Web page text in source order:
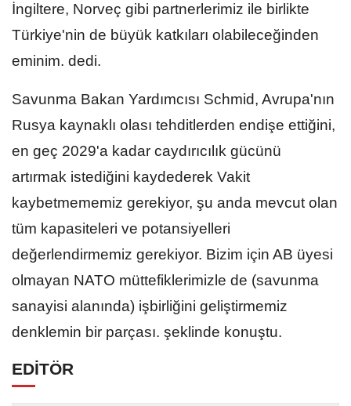
İngiltere, Norveç gibi partnerlerimiz ile birlikte
Türkiye'nin de büyük katkıları olabileceğinden
eminim. dedi.
Savunma Bakan Yardımcısı Schmid, Avrupa'nın
Rusya kaynaklı olası tehditlerden endişe ettiğini,
en geç 2029'a kadar caydırıcılık gücünü
artırmak istediğini kaydederek Vakit
kaybetmememiz gerekiyor, şu anda mevcut olan
tüm kapasiteleri ve potansiyelleri
değerlendirmemiz gerekiyor. Bizim için AB üyesi
olmayan NATO müttefiklerimizle de (savunma
sanayisi alanında) işbirliğini geliştirmemiz
denklemin bir parçası. şeklinde konuştu.
EDİTÖR